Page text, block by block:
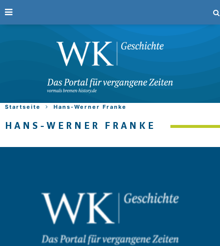
Startseite Hans-Werner Franke
HANS-WERNER FRANKE